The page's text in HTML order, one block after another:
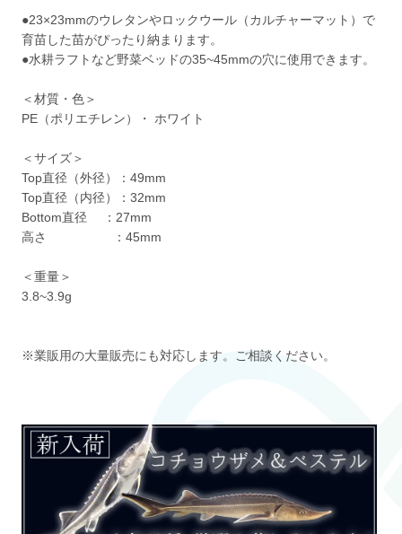
●23×23mmのウレタンやロックウール（カルチャーマット）で
育苗した苗がぴったり納まります。
●水耕ラフトなど野菜ベッドの35~45mmの穴に使用できます。
＜材質・色＞
PE（ポリエチレン）・ ホワイト
＜サイズ＞
Top直径（外径）：49mm
Top直径（内径）：32mm
Bottom直径 ：27mm
高さ ：45mm
＜重量＞
3.8~3.9g
※業販用の大量販売にも対応します。ご相談ください。